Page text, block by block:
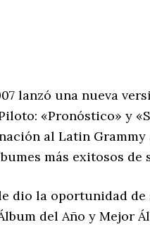
lanzó una nueva
«Pronóstico» y
al Latin Grammy
más exitosos
dio la oportunidad de
del Año y Mejor